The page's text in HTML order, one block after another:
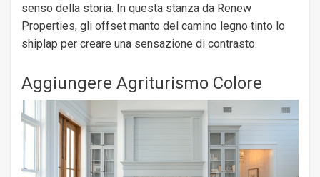
senso della storia. In questa stanza da Renew
Properties, gli offset manto del camino legno tinto lo
shiplap per creare una sensazione di contrasto.
Aggiungere Agriturismo Colore